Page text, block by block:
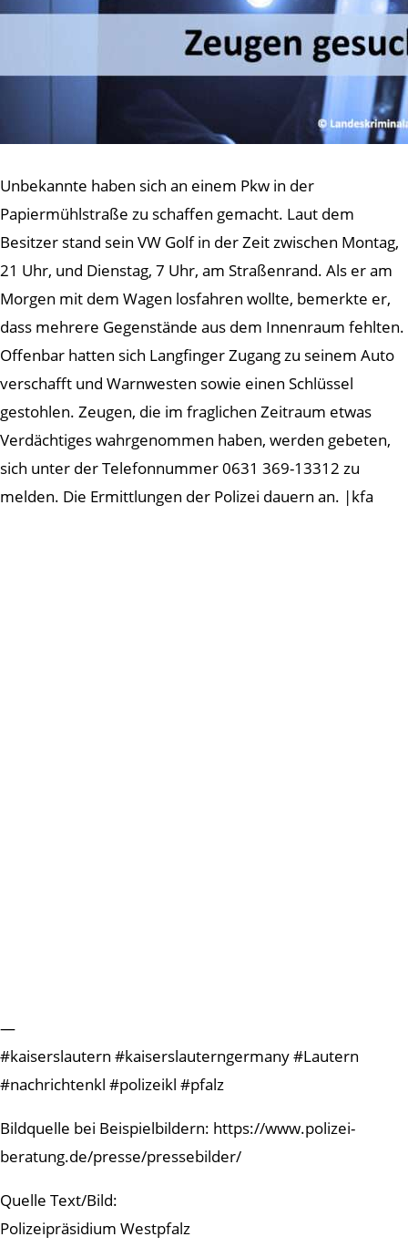
Unbekannte haben sich an einem Pkw in der
Papiermühlstraße zu schaffen gemacht. Laut dem
Besitzer stand sein VW Golf in der Zeit zwischen Montag,
21 Uhr, und Dienstag, 7 Uhr, am Straßenrand. Als er am
Morgen mit dem Wagen losfahren wollte, bemerkte er,
dass mehrere Gegenstände aus dem Innenraum fehlten.
Offenbar hatten sich Langfinger Zugang zu seinem Auto
verschafft und Warnwesten sowie einen Schlüssel
gestohlen. Zeugen, die im fraglichen Zeitraum etwas
Verdächtiges wahrgenommen haben, werden gebeten,
sich unter der Telefonnummer 0631 369-13312 zu
melden. Die Ermittlungen der Polizei dauern an. |kfa
—
#kaiserslautern #kaiserslauterngermany #Lautern
#nachrichtenkl #polizeikl #pfalz
Bildquelle bei Beispielbildern: https://www.polizei-
beratung.de/presse/pressebilder/
Quelle Text/Bild:
Polizeipräsidium Westpfalz